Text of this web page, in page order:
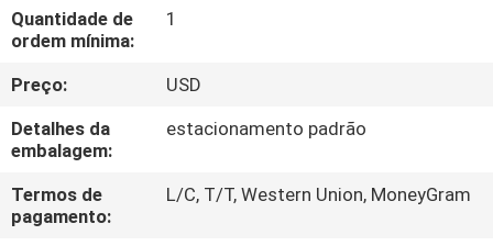
CONTROLE
DE
QUALIDADE
CONTACTE-
NOS
Quantidade de
ordem mínima:
1
Preço:
USD
Detalhes da
embalagem:
estacionamento padrão
Termos de
pagamento:
L/C, T/T, Western Union, MoneyGram